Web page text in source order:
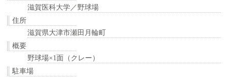
滋賀医科大学／野球場
住所
滋賀県大津市瀬田月輪町
概要
野球場×1面（クレー）
駐車場